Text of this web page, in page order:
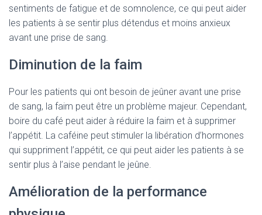
sentiments de fatigue et de somnolence, ce qui peut aider
les patients à se sentir plus détendus et moins anxieux
avant une prise de sang.
Diminution de la faim
Pour les patients qui ont besoin de jeûner avant une prise
de sang, la faim peut être un problème majeur. Cependant,
boire du café peut aider à réduire la faim et à supprimer
l’appétit. La caféine peut stimuler la libération d’hormones
qui suppriment l’appétit, ce qui peut aider les patients à se
sentir plus à l’aise pendant le jeûne.
Amélioration de la performance